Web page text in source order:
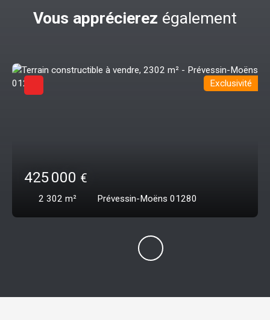
Vous apprécierez également
425 000 €
2 302 m² Prévessin-Moëns 01280
Exclusivité